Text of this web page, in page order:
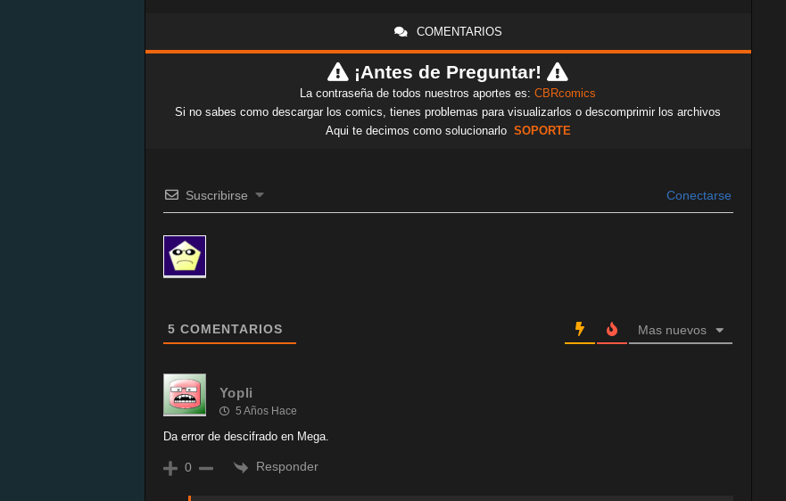
COMENTARIOS
¡Antes de Preguntar!
La contraseña de todos nuestros aportes es: CBRcomics
Si no sabes como descargar los comics, tienes problemas para visualizarlos o descomprimir los archivos
Aqui te decimos como solucionarlo SOPORTE
Suscribirse Conectarse
5 COMENTARIOS Mas nuevos
Yopli
5 Años Hace
Da error de descifrado en Mega.
0 Responder